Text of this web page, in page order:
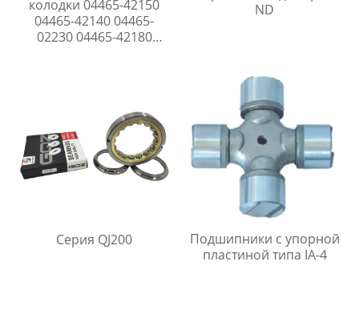
колодки 04465-42150
04465-42140 04465-
02230 04465-42180
ND
Серия QJ200
Подшипники с упорной
пластиной типа IA-4